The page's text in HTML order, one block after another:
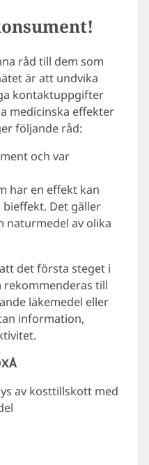
råd till dem som
är att undvika
kontaktuppgifter
medicinska effekter
följande råd:
och var
har en effekt kan
bieffekt. Det gäller
naturmedel av olika
det första steget i
till
läkemedel eller
information,
av kosttillskott med